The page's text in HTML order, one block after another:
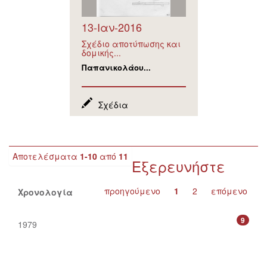
13-Ιαν-2016
Σχέδιο αποτύπωσης και
δομικής...
Παπανικολάου...
Σχέδια
Αποτελέσματα 1-10 από 11
προηγούμενο 1 2 επόμενο
Εξερευνήστε
Χρονολογία
9
1979